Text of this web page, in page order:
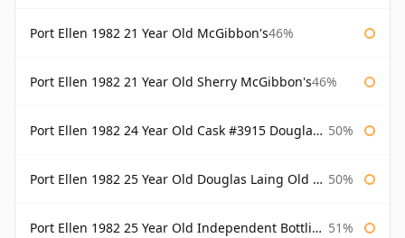
Port Ellen 1982 21 Year Old McGibbon's46%
Port Ellen 1982 21 Year Old Sherry McGibbon's46%
Port Ellen 1982 24 Year Old Cask #3915 Douglas Laing Old Malt Cask 50%
Port Ellen 1982 25 Year Old Douglas Laing Old Malt Cask 50%
Port Ellen 1982 25 Year Old Independent Bottling Bottled 2007 51%